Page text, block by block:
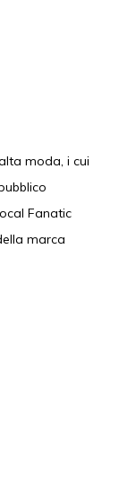
moda, i cui
Fanatic
marca